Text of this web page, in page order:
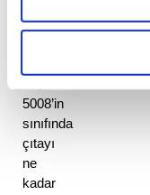
Sport’u
5008’in
sınıfında
çıtayı
ne
kadar